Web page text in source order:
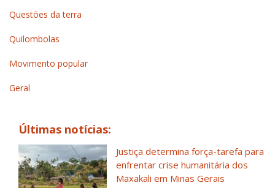
Questões da terra
Quilombolas
Movimento popular
Geral
Últimas notícias:
Justiça determina força-tarefa para
enfrentar crise humanitária dos
Maxakali em Minas Gerais